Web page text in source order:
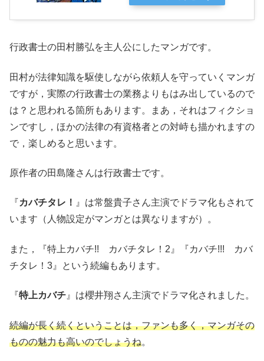
行政書士の田村勝弘を主人公にしたマンガです。
田村が法律知識を駆使しながら依頼人を守っていくマンガ
ですが，実際の行政書士の業務よりもはみ出しているので
は？と思われる箇所もあります。まあ，それはフィクショ
ンですし，ほかの法律の有資格者との対峙も描かれますの
で，楽しめると思います。
原作者の田島隆さんは行政書士です。
『 カバチタレ！ 』は常盤貴子さん主演でドラマ化もされて
います（人物設定がマンガとは異なりますが）。
また，『特上カバチ!! カバチタレ！2』『カバチ!!! カバ
チタレ！3』という続編もあります。
『特上カバチ 』は櫻井翔さん主演でドラマ化されました。
続編が長く続くということは，ファンも多く，マンガその
ものの魅力も高いのでしょうね。